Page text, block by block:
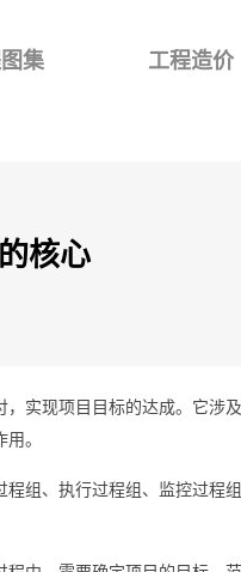
集 工程造价
核心
实现项目目标的达成。它涉
。
组、执行过程组、监控过程